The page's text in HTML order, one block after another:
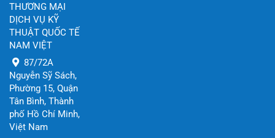
THƯƠNG MẠI
DỊCH VỤ KỸ
THUẬT QUỐC TẾ
NAM VIỆT
87/72A
Nguyễn Sỹ Sách,
Phường 15, Quận
Tân Bình, Thành
phố Hồ Chí Minh,
Việt Nam